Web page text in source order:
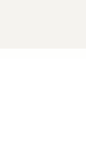
Ihre Daten an